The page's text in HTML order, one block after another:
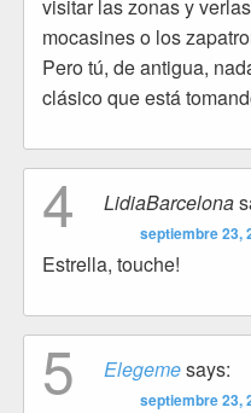
visitar las zonas y
mocasines o los
Pero tú, de antigua,
clásico que está
4 LidiaBarcelona
septiembre 23,
Estrella, touche!
5 Elegemesays:
septiembre 23,